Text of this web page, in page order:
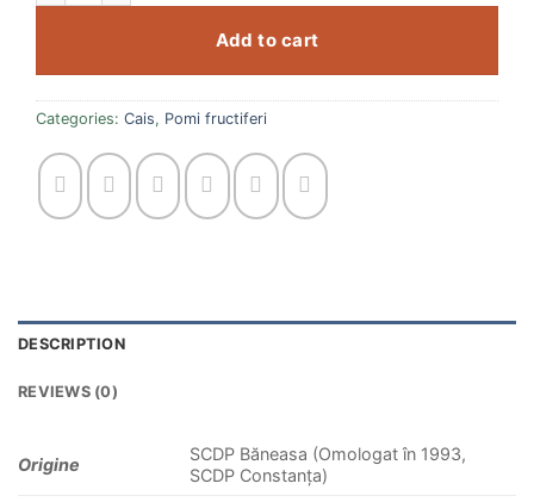
Add to cart
Categories: Cais, Pomi fructiferi
DESCRIPTION
REVIEWS (0)
Origine
SCDP Băneasa (Omologat în 1993,
SCDP Constanța)